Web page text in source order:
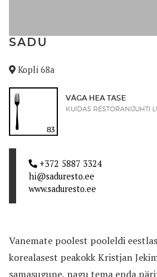
SADU
Kopli 68a
VÄGA HEA TASE
KUIDAS RESTORANIJUHTI
83
+372 5887 3324
hi@saduresto.ee
www.saduresto.ee
Vanemate poolest pooleldi
korealasest peakokk Kristjan
samasugune, nagu tema enda